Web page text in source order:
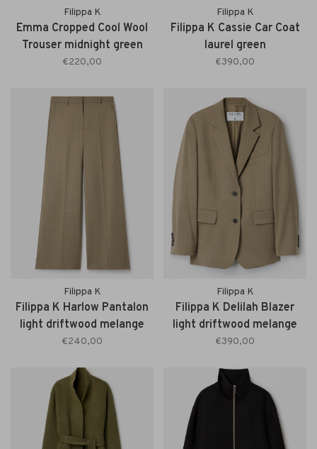
Filippa K
Emma Cropped Cool Wool
Trouser midnight green
€220,00
Filippa K
Filippa K Cassie Car Coat
laurel green
€390,00
Filippa K
Filippa K Harlow Pantalon
light driftwood melange
€240,00
Filippa K
Filippa K Delilah Blazer
light driftwood melange
€390,00